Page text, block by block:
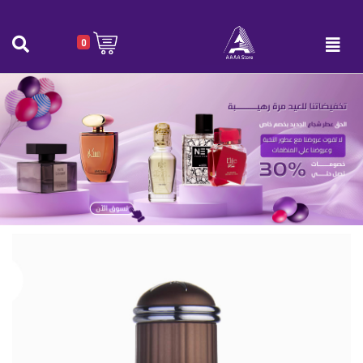
0
عطر اكتيف رجالي 100 ملي الرئيسية عطر اكتيف رجالي 100 ملي